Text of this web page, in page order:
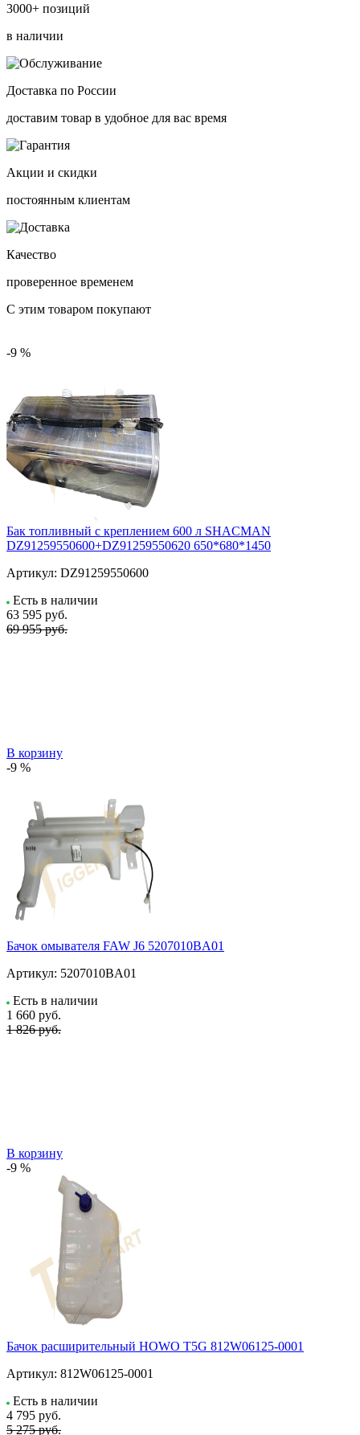
3000+ позиций
в наличии
Доставка по России
доставим товар в удобное для вас время
Акции и скидки
постоянным клиентам
Качество
проверенное временем
С этим товаром покупают
-9 %
Бак топливный с креплением 600 л SHACMAN
DZ91259550600+DZ91259550620 650*680*1450
Артикул: DZ91259550600
Есть в наличии
63 595 руб.
69 955 руб.
В корзину
-9 %
Бачок омывателя FAW J6 5207010BA01
Артикул: 5207010BA01
Есть в наличии
1 660 руб.
1 826 руб.
В корзину
-9 %
Бачок расширительный HOWO T5G 812W06125-0001
Артикул: 812W06125-0001
Есть в наличии
4 795 руб.
5 275 руб.